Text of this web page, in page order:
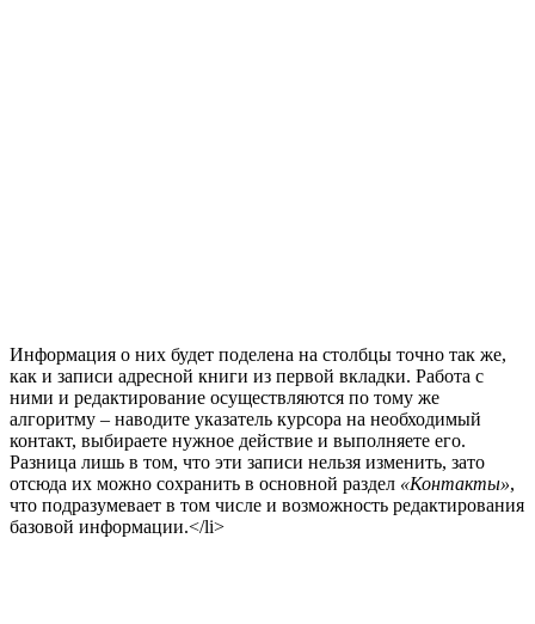
Информация о них будет поделена на столбцы точно так же,
как и записи адресной книги из первой вкладки. Работа с
ними и редактирование осуществляются по тому же
алгоритму – наводите указатель курсора на необходимый
контакт, выбираете нужное действие и выполняете его.
Разница лишь в том, что эти записи нельзя изменить, зато
отсюда их можно сохранить в основной раздел «Контакты»,
что подразумевает в том числе и возможность редактирования
базовой информации.</li>